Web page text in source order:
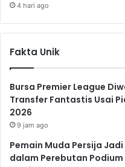
4 hari ago
Fakta Unik
Bursa Premier League
Transfer Fantastis Usai
2026
9 jam ago
Pemain Muda Persija
dalam Perebutan Podium